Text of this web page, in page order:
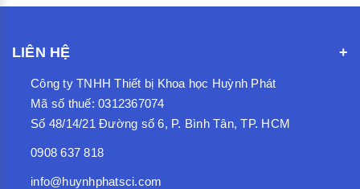
LIÊN HỆ
Công ty TNHH Thiết bị Khoa học Huỳnh Phát
Mã số thuế: 0312367074
Số 48/14/21 Đường số 6, P. Bình Tân, TP. HCM
0908 637 818
info@huynhphatsci.com